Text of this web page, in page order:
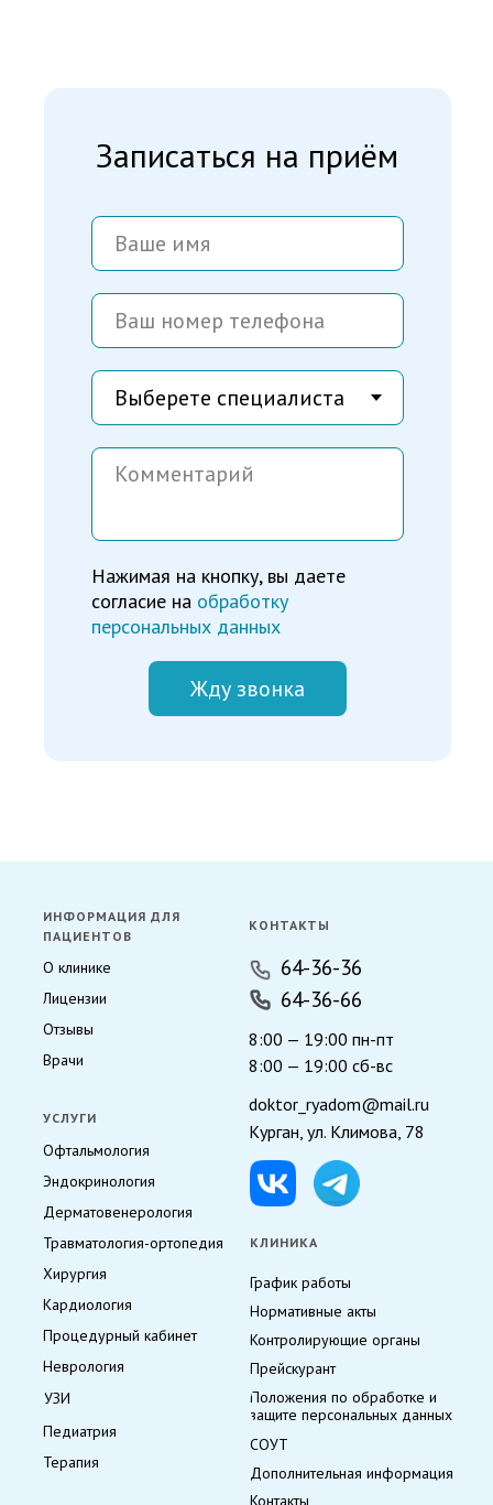
Записаться на приём
Нажимая на кнопку, вы даете
согласие на обработку
персональных данных
Жду звонка
КЛИНИКА
УСЛУГИ
О клинике
Лицензии
Отзывы
Врачи
Офтальмология
Эндокринология
Дерматовенерология
Травматология-ортопедия
Хирургия
Кардиология
Процедурный кабинет
Неврология
Педиатрия
Терапия
ИНФОРМАЦИЯ ДЛЯ
ПАЦИЕНТОВ
График работы
Нормативные акты
Контролирующие органы
Прейскурант
Положения по обработке и
защите персональных данных
СОУТ
Дополнительная информация
КОНТАКТЫ
64-36-36
64-36-66
8:00 — 19:00 пн-пт
8:00 — 19:00 сб-вс
doktor_ryadom@mail.ru
Курган, ул. Климова, 78
Контакты
УЗИ